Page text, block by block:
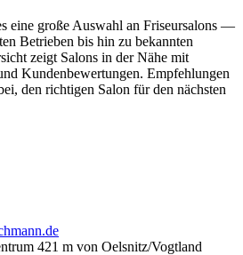
eine große Auswahl an Friseursalons —
Betrieben bis hin zu bekannten
zeigt Salons in der Nähe mit
Kundenbewertungen. Empfehlungen
den richtigen Salon für den nächsten
421 m von Oelsnitz/Vogtland